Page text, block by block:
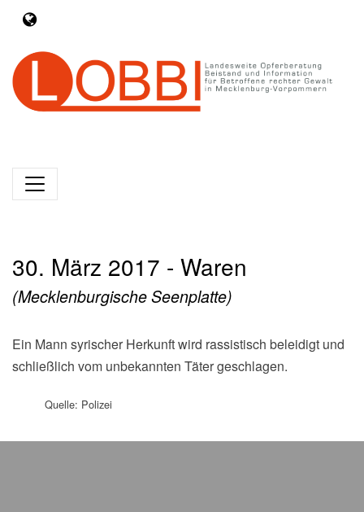
30. März 2017 - Waren
(Mecklenburgische Seenplatte)
Ein Mann syrischer Herkunft wird rassistisch beleidigt und
schließlich vom unbekannten Täter geschlagen.
Quelle: Polizei